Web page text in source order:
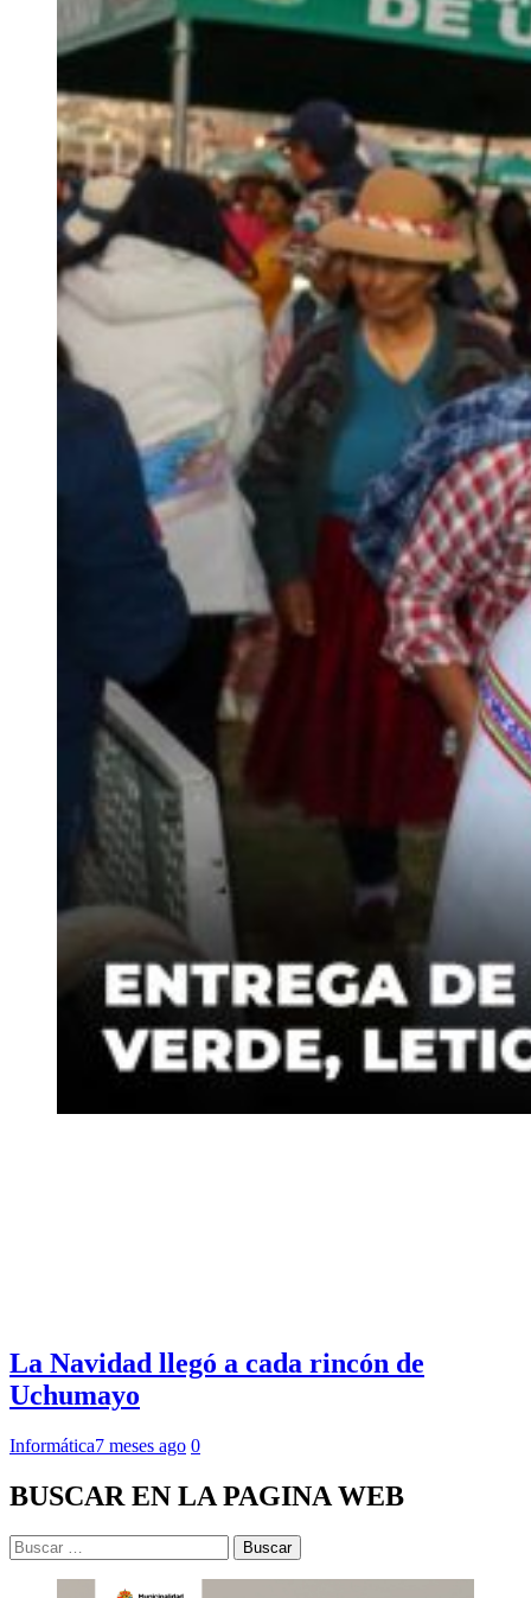
La Navidad llegó a cada rincón de
Uchumayo
Informática7 meses ago 0
BUSCAR EN LA PAGINA WEB
Buscar: